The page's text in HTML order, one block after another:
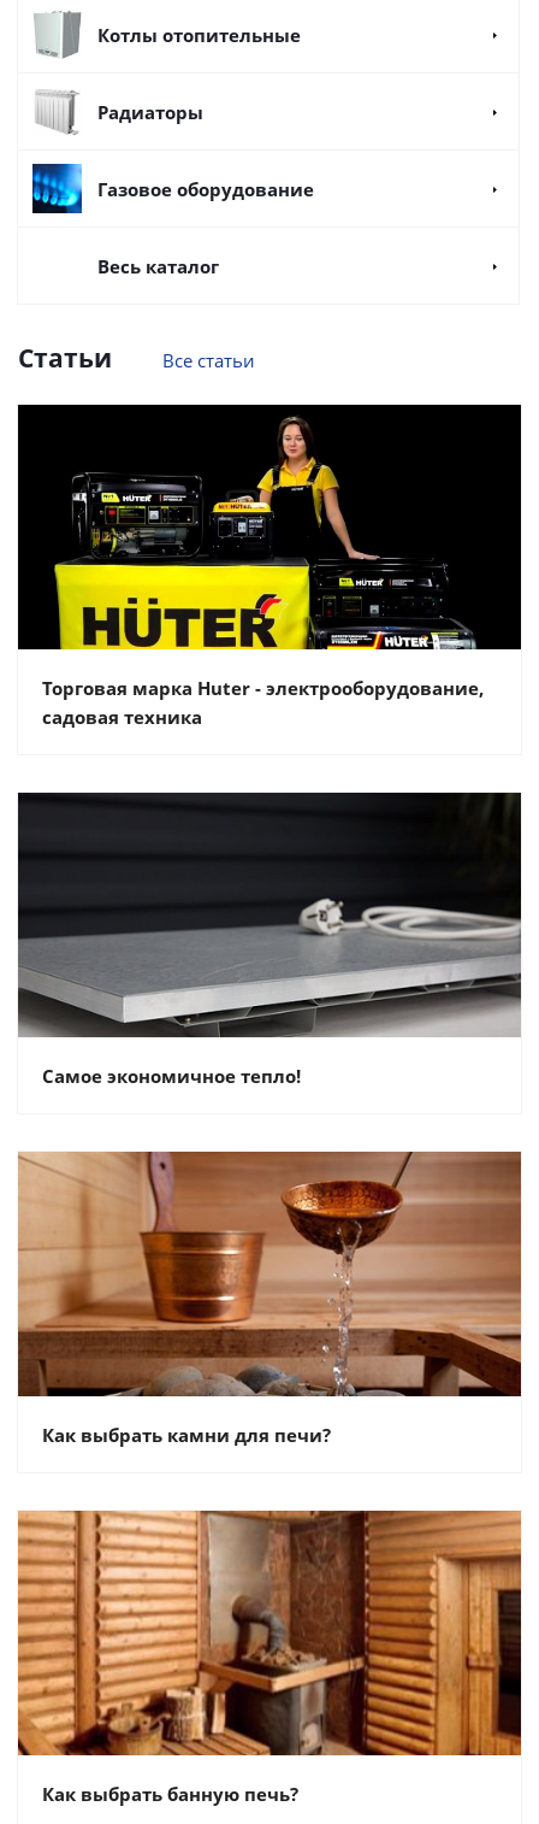
Котлы отопительные
Радиаторы
Газовое оборудование
Весь каталог
Статьи Все статьи
Торговая марка Huter - электрооборудование,
садовая техника
Самое экономичное тепло!
Как выбрать камни для печи?
Как выбрать банную печь?